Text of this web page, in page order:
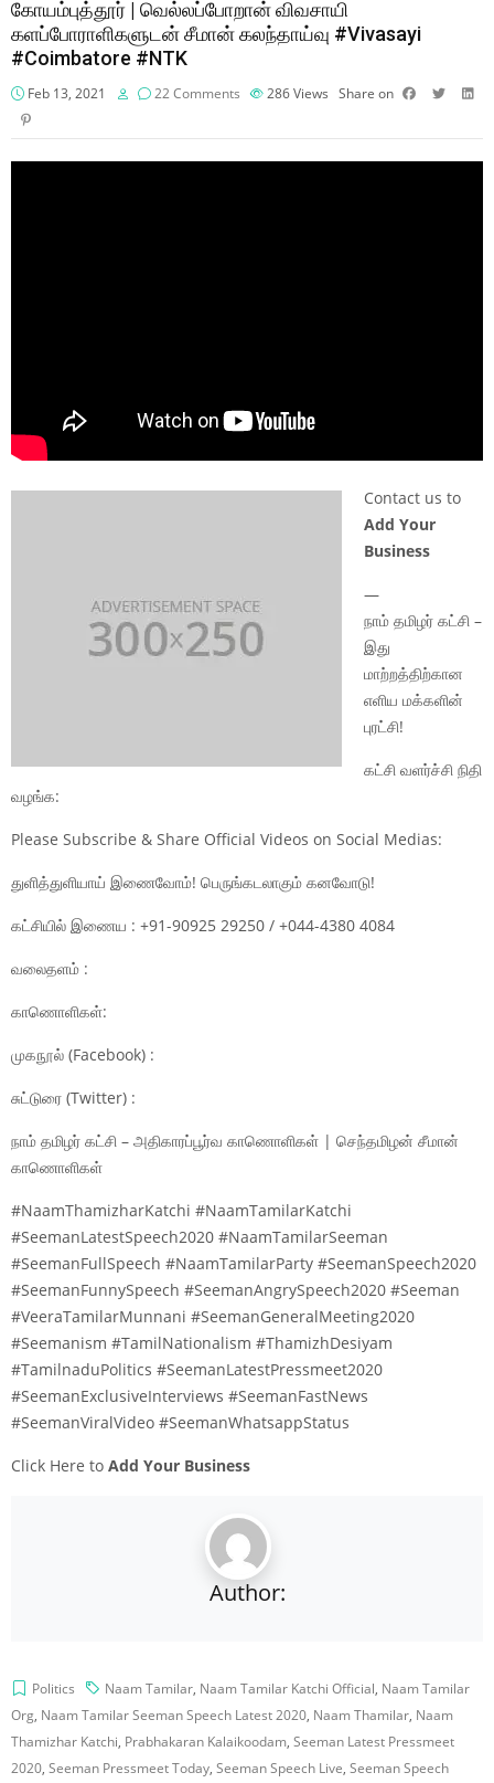
கோயம்புத்தூர் | வெல்லப்போறான் விவசாயி
களப்போராளிகளுடன் சீமான் கலந்தாய்வு #Vivasayi
#Coimbatore #NTK
Feb 13, 2021 22 Comments 286Views Share on
Contact us to
Add Your
Business
—
நாம் தமிழர் கட்சி –
இது
மாற்றத்திற்கான
எளிய மக்களின்
புரட்சி!
கட்சி வளர்ச்சி நிதி
வழங்க:
Please Subscribe & Share Official Videos on Social Medias:
துளித்துளியாய் இணைவோம்! பெருங்கடலாகும் கனவோடு!
கட்சியில் இணைய : +91-90925 29250 / +044-4380 4084
வலைதளம் :
காணொளிகள்:
முகநூல் (Facebook) :
சுட்டுரை (Twitter) :
நாம் தமிழர் கட்சி – அதிகாரப்பூர்வ காணொளிகள் | செந்தமிழன் சீமான்
காணொளிகள்
#NaamThamizharKatchi #NaamTamilarKatchi
#SeemanLatestSpeech2020 #NaamTamilarSeeman
#SeemanFullSpeech #NaamTamilarParty #SeemanSpeech2020
#SeemanFunnySpeech #SeemanAngrySpeech2020 #Seeman
#VeeraTamilarMunnani #SeemanGeneralMeeting2020
#Seemanism #TamilNationalism #ThamizhDesiyam
#TamilnaduPolitics #SeemanLatestPressmeet2020
#SeemanExclusiveInterviews #SeemanFastNews
#SeemanViralVideo #SeemanWhatsappStatus
Click Here to Add Your Business
Author:
Politics Naam Tamilar, Naam Tamilar Katchi Official, Naam Tamilar
Org, Naam Tamilar Seeman Speech Latest 2020, Naam Thamilar, Naam
Thamizhar Katchi, Prabhakaran Kalaikoodam, Seeman Latest Pressmeet
2020, Seeman Pressmeet Today, Seeman Speech Live, Seeman Speech